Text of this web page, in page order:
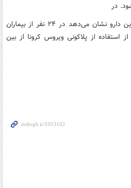
در
نتایج آزمایش انجام شده با این دارو نشان می‌دهد در ۲۴ نفر از بیماران
۱۹ ۶ روز بعد از استفاده از پلاکونی ویروس کرونا از بین